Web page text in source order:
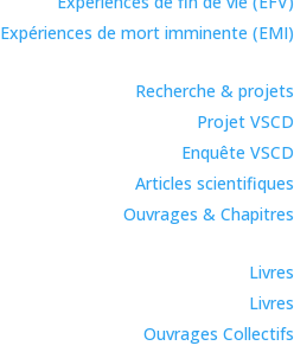
Expériences de mort imminente (EMI)
Recherche & projets
Projet VSCD
Enquête VSCD
Articles scientifiques
Ouvrages & Chapitres
Livres
Livres
Ouvrages Collectifs